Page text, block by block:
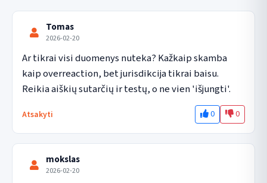
Tomas
2026-02-20
Ar tikrai visi duomenys nuteka? Kažkaip skamba
kaip overreaction, bet jurisdikcija tikrai baisu.
Reikia aiškių sutarčių ir testų, o ne vien 'išjungti'.
Atsakyti 0 0
mokslas
2026-02-20